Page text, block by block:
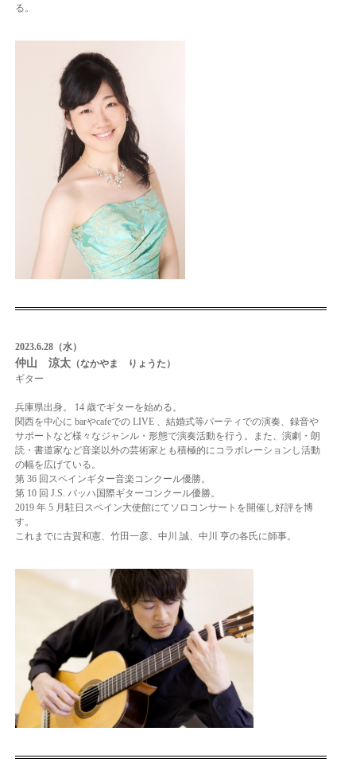
る。
2023.6.28（水）
仲山 涼太（なかやま りょうた）
ギター
兵庫県出身。 14 歳でギターを始める。
関西を中心に barやcafeでの LIVE 、結婚式等パーティでの演奏、録音や
サポートなど様々なジャンル・形態で演奏活動を行う。また、演劇・朗
読・書道家など音楽以外の芸術家とも積極的にコラボレーションし活動
の幅を広げている。
第 36 回スペインギター音楽コンクール優勝。
第 10 回 J.S. バッハ国際ギターコンクール優勝。
2019 年 5 月駐日スペイン大使館にてソロコンサートを開催し好評を博
す。
これまでに古賀和憲、竹田一彦、中川 誠、中川 亨の各氏に師事。